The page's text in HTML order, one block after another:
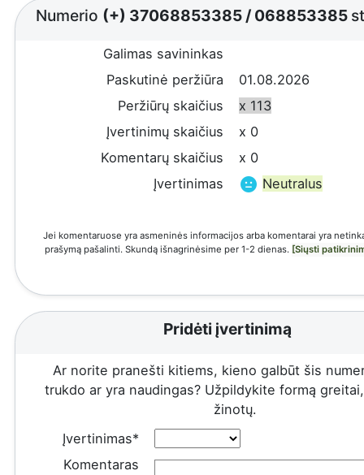
Numerio (+) 37068853385 /068853385
Galimas savininkas
Paskutinė peržiūra
01.08.2026
Peržiūrų skaičius
x 113
Įvertinimų skaičius
x 0
Komentarų skaičius
x 0
Įvertinimas
Neutralus
Jei komentaruose yra asmeninės informacijos arba komentarai yra
prašymą pašalinti. Skundą išnagrinėsime per 1-2 dienas. [Siųsti
Pridėti įvertinimą
Ar norite pranešti kitiems, kieno galbūt šis
trukdo ar yra naudingas? Užpildykite formą
žinotų.
Įvertinimas*
Komentaras